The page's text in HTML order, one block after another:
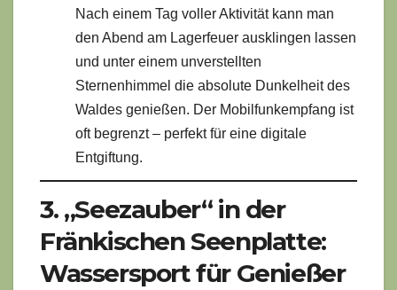
Nach einem Tag voller Aktivität kann man
den Abend am Lagerfeuer ausklingen lassen
und unter einem unverstellten
Sternenhimmel die absolute Dunkelheit des
Waldes genießen. Der Mobilfunkempfang ist
oft begrenzt – perfekt für eine digitale
Entgiftung.
3. „Seezauber“ in der
Fränkischen Seenplatte:
Wassersport für Genießer